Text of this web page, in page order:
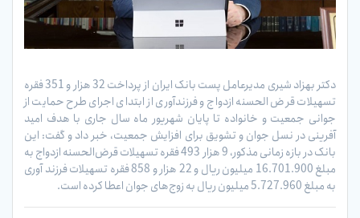
دکتر بهزاد شیری مدیرعامل پست بانک ایران از پرداخت 32 هزار و 351 فقره
تسهیلات قرض الحسنه ازدواج و فرزندآوری از ابتدای اجرای طرح حمایت از
جوانی جمعیت و خانواده تا پایان شهریور ماه سال جاری با هدف امید
آفرینی در نسل جوان و تشویق برای افزایش جمعیت، خبر داد و گفت: این
بانک در بازه زمانی مذکور، 9 هزار 493 فقره تسهیلات قرض‌الحسنه ازدواج به
مبلغ 16.701.900 میلیون ریال و 22 هزار و 858 فقره تسهیلات فرزند آوری
به مبلغ 5.727.960 میلیون ریال به زوج‌های جوان اعطا کرده است.